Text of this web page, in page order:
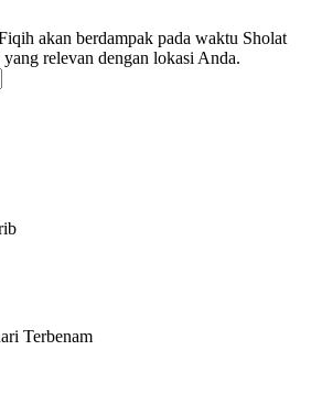
akan berdampak pada waktu Sholat
relevan dengan lokasi Anda.
Terbenam